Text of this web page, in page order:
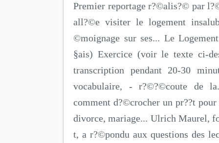
Premier reportage r?©alis?© par
all?©e visiter le logement
©moignage sur ses... Le
§ais) Exercice (voir le texte ci-
transcription pendant 20-30
vocabulaire, - r?©?©coute de
comment d?©crocher un pr??t
divorce, mariage... Ulrich Maurel,
t, a r?©pondu aux questions des